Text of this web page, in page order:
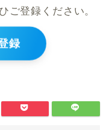
ご登録ください。
録